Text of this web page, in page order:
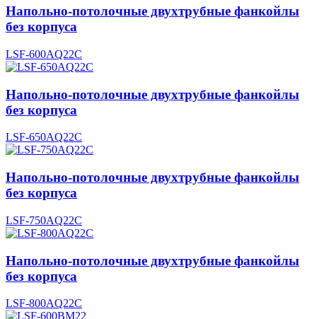
Напольно-потолочные двухтрубные фанкойлы
без корпуса
LSF-600AQ22C
Напольно-потолочные двухтрубные фанкойлы
без корпуса
LSF-650AQ22C
Напольно-потолочные двухтрубные фанкойлы
без корпуса
LSF-750AQ22C
Напольно-потолочные двухтрубные фанкойлы
без корпуса
LSF-800AQ22C